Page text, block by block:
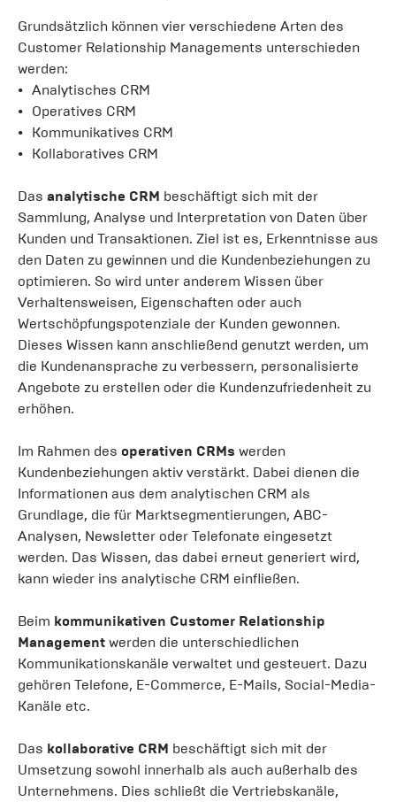
Grundsätzlich können vier verschiedene Arten des
Customer Relationship Managements unterschieden
werden:
Analytisches CRM
Operatives CRM
Kommunikatives CRM
Kollaboratives CRM
Das analytische CRM beschäftigt sich mit der
Sammlung, Analyse und Interpretation von Daten über
Kunden und Transaktionen. Ziel ist es, Erkenntnisse aus
den Daten zu gewinnen und die Kundenbeziehungen zu
optimieren. So wird unter anderem Wissen über
Verhaltensweisen, Eigenschaften oder auch
Wertschöpfungspotenziale der Kunden gewonnen.
Dieses Wissen kann anschließend genutzt werden, um
die Kundenansprache zu verbessern, personalisierte
Angebote zu erstellen oder die Kundenzufriedenheit zu
erhöhen.
Im Rahmen des operativen CRMs werden
Kundenbeziehungen aktiv verstärkt. Dabei dienen die
Informationen aus dem analytischen CRM als
Grundlage, die für Marktsegmentierungen, ABC-
Analysen, Newsletter oder Telefonate eingesetzt
werden. Das Wissen, das dabei erneut generiert wird,
kann wieder ins analytische CRM einfließen.
Beim kommunikativen Customer Relationship
Management werden die unterschiedlichen
Kommunikationskanäle verwaltet und gesteuert. Dazu
gehören Telefone, E-Commerce, E-Mails, Social-Media-
Kanäle etc.
Das kollaborative CRM beschäftigt sich mit der
Umsetzung sowohl innerhalb als auch außerhalb des
Unternehmens. Dies schließt die Vertriebskanäle,